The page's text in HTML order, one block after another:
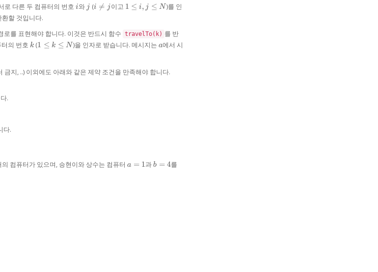
로 다른 두 컴퓨터의 번호 ii와 jj (ii 
= j이고 1
\le
N
1 ≤ i, j ≤ N)를 인
할 것입니다.
를 표현해야 합니다. 이것은 반드시 함수 travelTo(k) 를 반
의 번호 k
k (1
\le
1 ≤ k ≤ N)을 인자로 받습니다. 메시지는a
a에서 시
지, ..) 이외에도 아래와 같은 제약 조건을 만족해야 합니다.
.
다.
의 컴퓨터가 있으며, 승현이와 상수는 컴퓨터a
a = 1과b
b = 4를